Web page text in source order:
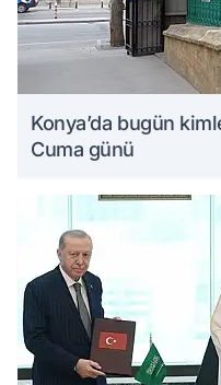
Konya’da bugün
Cuma günü